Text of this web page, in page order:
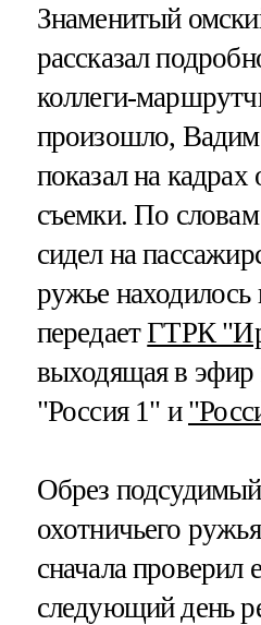
Знаменитый
рассказал
коллеги-
произошло,
показал на кадрах
съемки. По
сидел на
ружье находилось
передаетГТРК
выходящая в эфир
"Россия 1" и
Обрез
охотничьего
сначала проверил
следующий день